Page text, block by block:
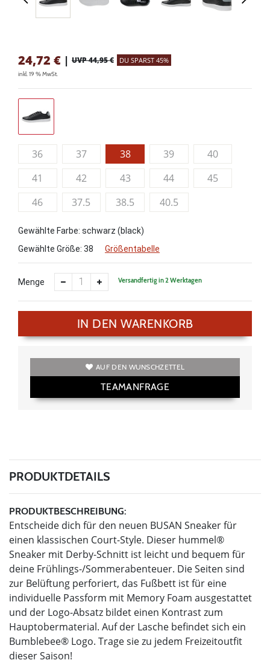
24,72 € | UVP 44,95 € DU SPARST 45%
inkl. 19 % MwSt.
36 37 38 39
40
41
42 43 44
45
46
37.5 38.5 40.5
Gewählte Farbe: schwarz (black)
Gewählte Größe: 38 Größentabelle
Menge Versandfertig in 2 Werktagen
IN DEN WARENKORB
AUF DEN WUNSCHZETTEL
TEAMANFRAGE
PRODUKTDETAILS
PRODUKTBESCHREIBUNG:
Entscheide dich für den neuen BUSAN Sneaker für
einen klassischen Court-Style. Dieser hummel®
Sneaker mit Derby-Schnitt ist leicht und bequem für
deine Frühlings-/Sommerabenteuer. Die Seiten sind
zur Belüftung perforiert, das Fußbett ist für eine
individuelle Passform mit Memory Foam ausgestattet
und der Logo-Absatz bildet einen Kontrast zum
Hauptobermaterial. Auf der Lasche befindet sich ein
Bumblebee® Logo. Trage sie zu jedem Freizeitoutfit
dieser Saison!